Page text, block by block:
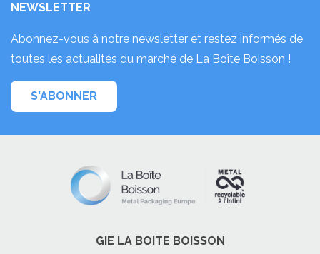
NEWSLETTER
Abonnez-vous à notre newsletter et restez informés de
toutes les actualités du marché de La Boîte Boisson !
S'ABONNER
GIE LA BOITE BOISSON